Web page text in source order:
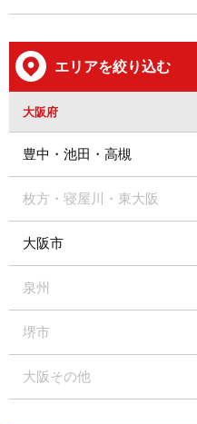
エリアを絞り込む
大阪府
豊中・池田・高槻
枚方・寝屋川・東大阪
大阪市
泉州
堺市
大阪その他